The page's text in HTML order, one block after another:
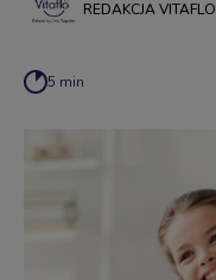
REDAKCJA VITAFLO
5 min